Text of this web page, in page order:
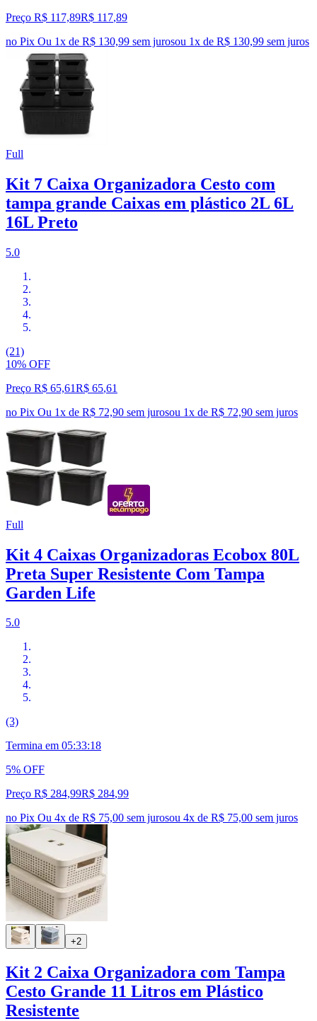
Preço R$ 117,89R$ 117,89
no Pix Ou 1x de R$ 130,99 sem jurosou 1x de R$ 130,99 sem juros
Full
Kit 7 Caixa Organizadora Cesto com
tampa grande Caixas em plástico 2L 6L
16L Preto
5.0
(21)
10% OFF
Preço R$ 65,61R$ 65,61
no Pix Ou 1x de R$ 72,90 sem jurosou 1x de R$ 72,90 sem juros
Full
Kit 4 Caixas Organizadoras Ecobox 80L
Preta Super Resistente Com Tampa
Garden Life
5.0
(3)
Termina em 05:33:17
5% OFF
Preço R$ 284,99R$ 284,99
no Pix Ou 4x de R$ 75,00 sem jurosou 4x de R$ 75,00 sem juros
+2
Kit 2 Caixa Organizadora com Tampa
Cesto Grande 11 Litros em Plástico
Resistente